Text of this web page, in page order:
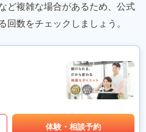
ど複雑な場合があるため、公式
数をチェックしましょう。
体験・相談予約